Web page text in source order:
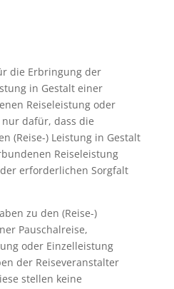
die Erbringung der
in Gestalt einer
Reiseleistung oder
dafür, dass die
(Reise-) Leistung in Gestalt
Reiseleistung
erforderlichen Sorgfalt
zu den (Reise-)
Pauschalreise,
oder Einzelleistung
der Reiseveranstalter
stellen keine